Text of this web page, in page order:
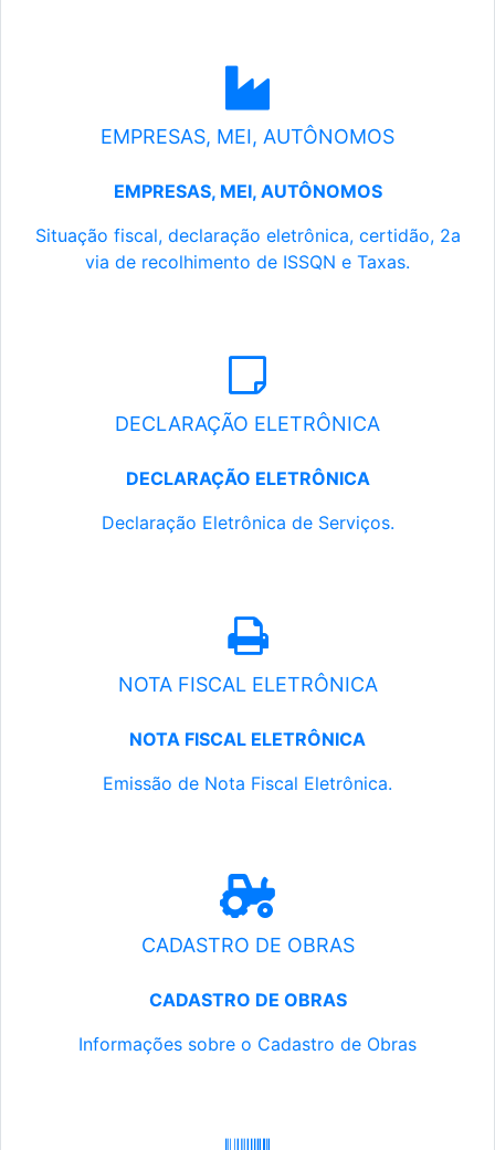
EMPRESAS, MEI, AUTÔNOMOS
EMPRESAS, MEI, AUTÔNOMOS
Situação fiscal, declaração eletrônica, certidão, 2a
via de recolhimento de ISSQN e Taxas.
DECLARAÇÃO ELETRÔNICA
DECLARAÇÃO ELETRÔNICA
Declaração Eletrônica de Serviços.
NOTA FISCAL ELETRÔNICA
NOTA FISCAL ELETRÔNICA
Emissão de Nota Fiscal Eletrônica.
CADASTRO DE OBRAS
CADASTRO DE OBRAS
Informações sobre o Cadastro de Obras